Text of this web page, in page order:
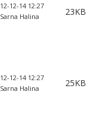
12-12-14 12:27
Sarna Halina
23KB
12-12-14 12:27
Sarna Halina
25KB